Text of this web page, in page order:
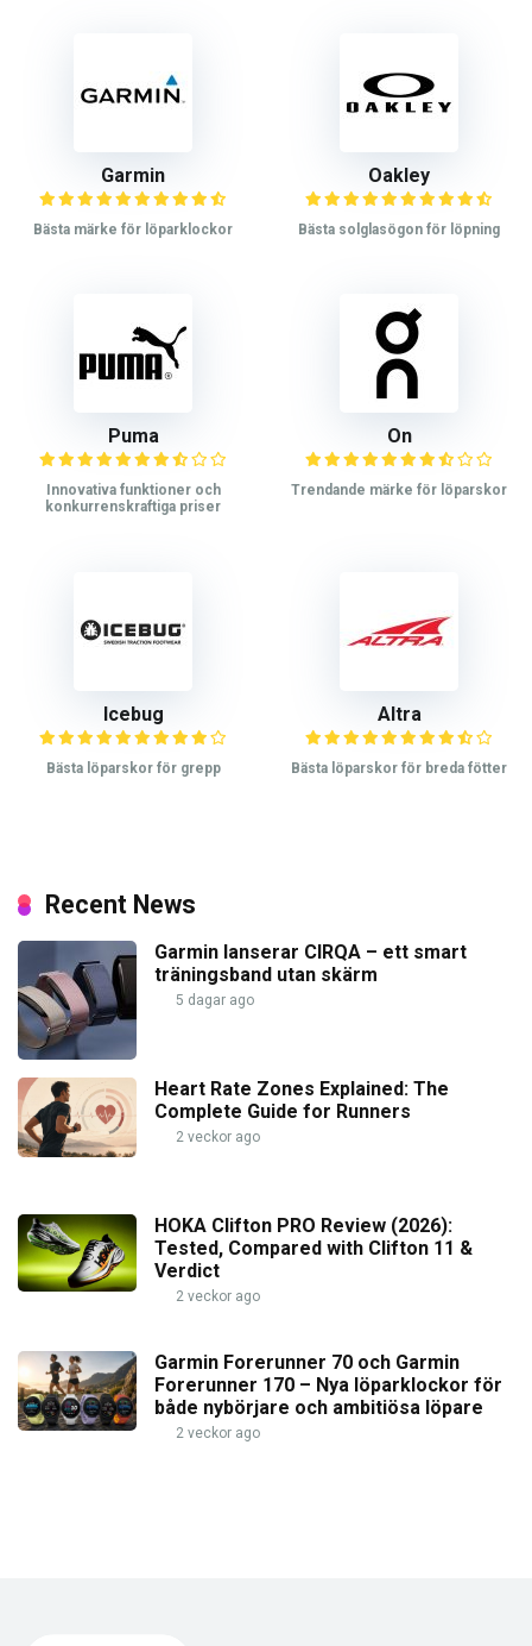
Garmin
Bästa märke för löparklockor
Oakley
Bästa solglasögon för löpning
Puma
Innovativa funktioner och
konkurrenskraftiga priser
On
Trendande märke för löparskor
Icebug
Bästa löparskor för grepp
Altra
Bästa löparskor för breda fötter
Recent News
Garmin lanserar CIRQA – ett smart
träningsband utan skärm
5 dagar ago
Heart Rate Zones Explained: The
Complete Guide for Runners
2 veckor ago
HOKA Clifton PRO Review (2026):
Tested, Compared with Clifton 11 &
Verdict
2 veckor ago
Garmin Forerunner 70 och Garmin
Forerunner 170 – Nya löparklockor för
både nybörjare och ambitiösa löpare
2 veckor ago